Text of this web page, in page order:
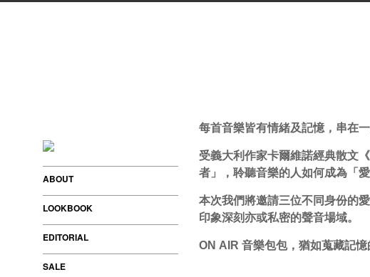
ABOUT
LOOKBOOK
EDITORIAL
SALE
每首音樂皆有情緒及記憶，串在一
受義大利作家卡爾維諾經典散文
者」，聆聽音樂的人如何成為「
本次我們將邀請三位不同身份的
印象深刻亦或私密的聲音場域。
ON AIR 音樂包包，猶如蒐藏記